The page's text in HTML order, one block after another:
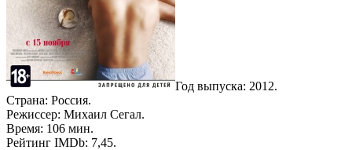
Год выпуска: 2012.
Страна: Россия.
Режиссер: Михаил Сегал.
Время: 106 мин.
Рейтинг IMDb: 7,45.